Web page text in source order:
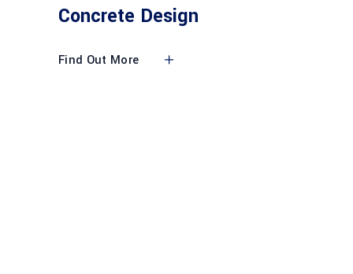
Concrete Design
Find Out More